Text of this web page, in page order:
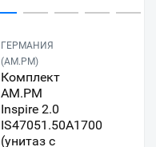
ГЕРМАНИЯ
(AM.PM)
Комплект
AM.PM
Inspire 2.0
IS47051.50A1700
(унитаз с